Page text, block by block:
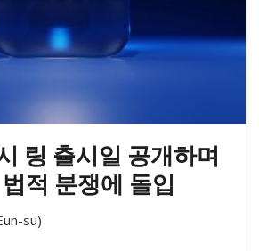
링 출시일 공개하며
적 분쟁에 돌입
su)